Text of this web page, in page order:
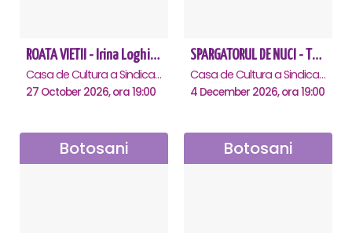
ROATA VIETII - Irina Loghin și Maria Dragomiroiu - Botosani
Casa de Cultura a Sindicatelor "Nicolae Iorga" , Botosani
27 October 2026, ora 19:00
SPARGATORUL DE NUCI - Turneu National - Botosani
Casa de Cultura a Sindicatelor "Nicolae Iorga" , Botosani
4 December 2026, ora 19:00
Botosani Botosani